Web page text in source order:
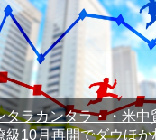
タラカンタラ・・米中
級10月再開でダウほか